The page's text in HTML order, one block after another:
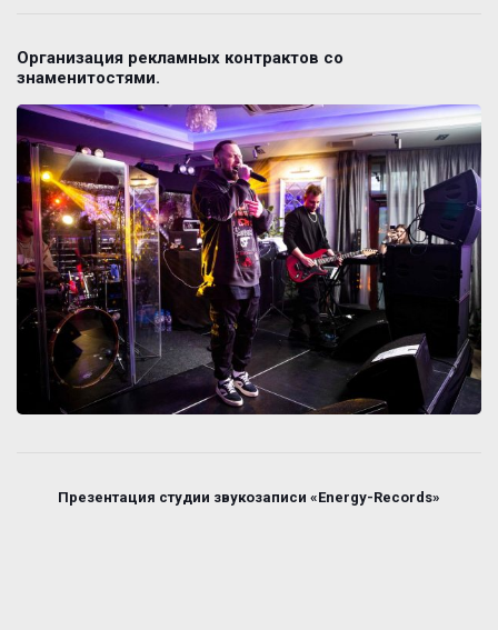
Организация рекламных контрактов со
знаменитостями.
Презентация студии звукозаписи «Energy-Records»